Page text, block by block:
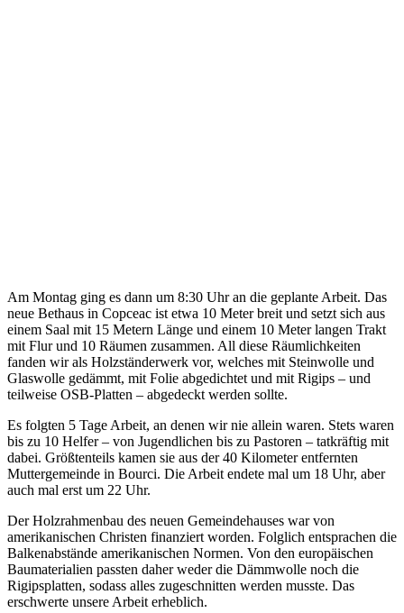
Am Montag ging es dann um 8:30 Uhr an die geplante Arbeit. Das
neue Bethaus in Copceac ist etwa 10 Meter breit und setzt sich aus
einem Saal mit 15 Metern Länge und einem 10 Meter langen Trakt
mit Flur und 10 Räumen zusammen. All diese Räumlichkeiten
fanden wir als Holzständerwerk vor, welches mit Steinwolle und
Glaswolle gedämmt, mit Folie abgedichtet und mit Rigips – und
teilweise OSB-Platten – abgedeckt werden sollte.
Es folgten 5 Tage Arbeit, an denen wir nie allein waren. Stets waren
bis zu 10 Helfer – von Jugendlichen bis zu Pastoren – tatkräftig mit
dabei. Größtenteils kamen sie aus der 40 Kilometer entfernten
Muttergemeinde in Bourci. Die Arbeit endete mal um 18 Uhr, aber
auch mal erst um 22 Uhr.
Der Holzrahmenbau des neuen Gemeindehauses war von
amerikanischen Christen finanziert worden. Folglich entsprachen die
Balkenabstände amerikanischen Normen. Von den europäischen
Baumaterialien passten daher weder die Dämmwolle noch die
Rigipsplatten, sodass alles zugeschnitten werden musste. Das
erschwerte unsere Arbeit erheblich.